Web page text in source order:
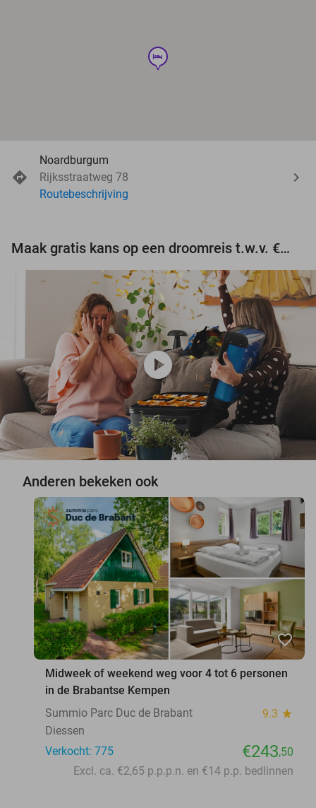
hotel
Noardburgum
Rijksstraatweg 78
Routebeschrijving
Maak gratis kans op een droomreis t.w.v. €3.000!
play_circle
Anderen bekeken ook
favorite_border
Midweek of weekend weg voor 4 tot 6 personen
in de Brabantse Kempen
Summio Parc Duc de Brabant
9.3 star
Diessen
Verkocht: 775
€243,50
Excl. ca. €2,65 p.p.p.n. en €14 p.p. bedlinnen